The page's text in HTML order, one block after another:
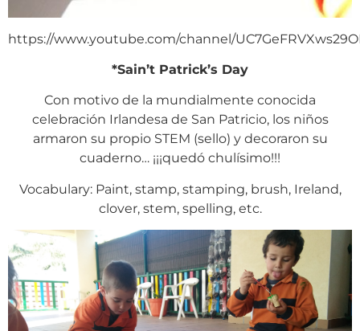
https://www.youtube.com/channel/
*Sain’t Patrick’s Day
Con motivo de la mundialmente conocida
celebración Irlandesa de San Patricio, los niños
armaron su propio STEM (sello) y decoraron su
cuaderno… ¡¡¡quedó chulísimo!!!
Vocabulary: Paint, stamp, stamping, brush, Ireland,
clover, stem, spelling, etc.